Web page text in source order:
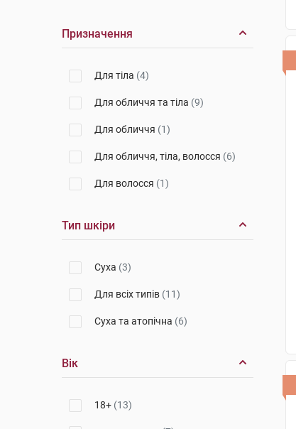
Призначення
Для тіла (4)
Для обличчя та тіла (9)
Для обличчя (1)
Для обличчя, тіла, волосся (6)
Для волосся (1)
Тип шкіри
Суха (3)
Для всіх типів (11)
Суха та атопічна (6)
Вік
18+ (13)